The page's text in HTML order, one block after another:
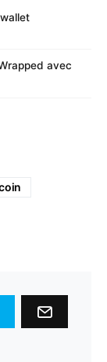
avec